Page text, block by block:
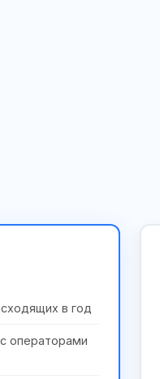
в год
операторами